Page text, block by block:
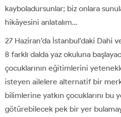
kayboladursunlar; biz onlara
hikâyesini anlatalım…
27 Haziran’da İstanbul’daki Dahi
8 farklı dalda yaz okuluna
çocuklarının eğitimlerini
isteyen ailelere alternatif bir
bilimlerine yatkın çocuklarını bu
götürebilecek pek bir yer